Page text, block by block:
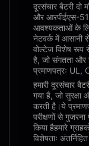
दूरसंचार बैटरी
और आरपीईएस-
आवश्यकताओं के
नेटवर्क में
वोल्टेज विशेष रूप
है, जो संगतता और
प्रमाणपत्रः UL,
हमारी दूरसंचार
गया है, जो सुरक्षा
करती है।ये
परीक्षणों से
किया हैहमारे
विशेषताः